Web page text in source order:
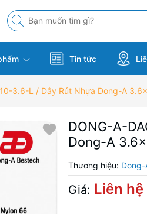
Tin tức
3.6-L / Dây Rút Nhựa Dong-A
DONG-A-
Dong-A
Thương hiệu:
Giá: Liên hệ